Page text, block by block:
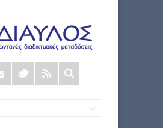
Φόρμα
αναζήτησης